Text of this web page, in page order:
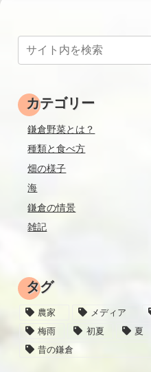
カテゴリー
鎌倉野菜とは？
種類と食べ方
畑の様子
海
鎌倉の情景
雑記
タグ
初夏 夏
農家
梅雨
メディア
昔の鎌倉